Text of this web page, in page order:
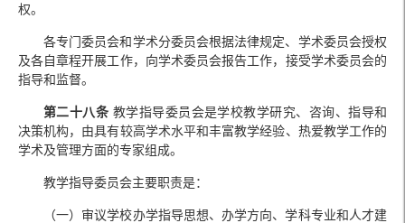
权。
各专门委员会和学术分委员会根据法律规定、学术委员会授权
及各自章程开展工作，向学术委员会报告工作，接受学术委员会的
指导和监督。
第二十八条 教学指导委员会是学校教学研究、咨询、指导和
决策机构，由具有较高学术水平和丰富教学经验、热爱教学工作的
学术及管理方面的专家组成。
教学指导委员会主要职责是：
（一）审议学校办学指导思想、办学方向、学科专业和人才建